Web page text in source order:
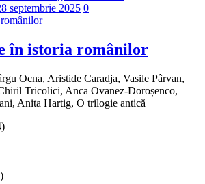
septembrie 2025 Număr
0
în istoria românilor
Ocna, Aristide Caradja, Vasile Pârvan,
Tricolici, Anca Ovanez-Doroșenco,
Anita Hartig, O trilogie antică